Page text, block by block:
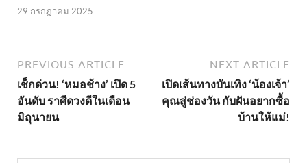
29 กรกฎาคม 2025
PREVIOUS ARTICLE
เช็กด่วน! ‘หมอช้าง’ เปิด 5
อันดับ ราศีดวงดีในเดือน
มิถุนายน
NEXT ARTICLE
เปิดเส้นทางบันเทิง ‘น้องเจ้า’
คุณสู่ช่องวัน กับฝันอยากซื้อ
บ้านให้แม่!